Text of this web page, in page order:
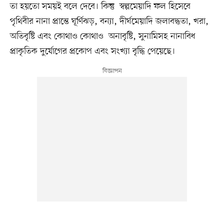
তা হয়তো সময়ই বলে দেবে। কিন্তু স্বল্পমেয়াদি ফল হিসেবে
পৃথিবীর নানা প্রান্তে ঘূর্ণিঝড়, বন্যা, দীর্ঘমেয়াদি জলাবদ্ধতা, খরা,
অতিবৃষ্টি এবং কোথাও কোথাও অনাবৃষ্টি, সুনামিসহ নানাবিধ
প্রাকৃতিক দুর্যোগের প্রকোপ এবং সংখ্যা বৃদ্ধি পেয়েছে।